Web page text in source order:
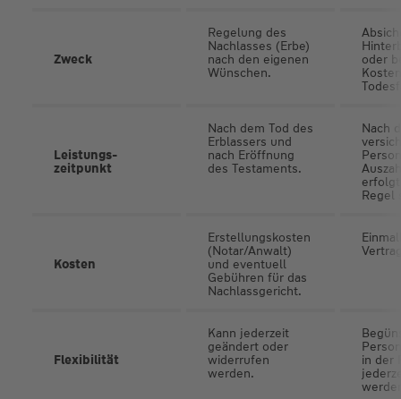
Zweck
Regelung des
Nachlasses (Erbe)
nach den eigenen
Wünschen.
oder
Leistungs­
zeitpunkt
Nach dem Tod des
Erblassers und
nach Eröffnung
des Testaments.
Nach
Regel
Kosten
Erstellungskosten
(Notar/Anwalt)
und eventuell
Gebühren für das
Nachlassgericht.
Flexibilität
Kann jederzeit
geändert oder
widerrufen
werden.
in der